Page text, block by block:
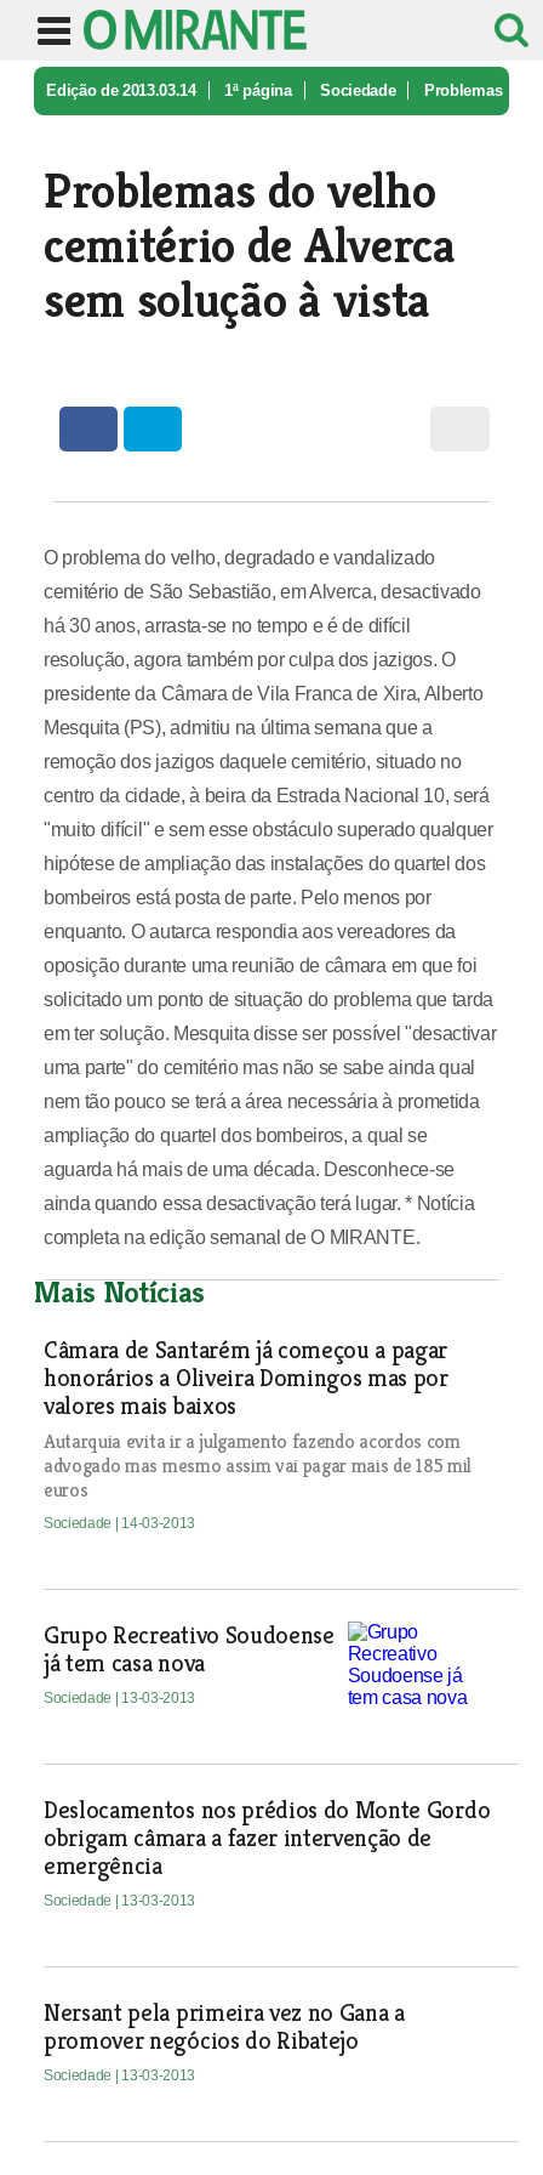
Edição de 2013.03.14 1ª página Sociedade Problemas
Problemas do velho
cemitério de Alverca
sem solução à vista
O problema do velho, degradado e vandalizado
cemitério de São Sebastião, em Alverca, desactivado
há 30 anos, arrasta-se no tempo e é de difícil
resolução, agora também por culpa dos jazigos. O
presidente da Câmara de Vila Franca de Xira, Alberto
Mesquita (PS), admitiu na última semana que a
remoção dos jazigos daquele cemitério, situado no
centro da cidade, à beira da Estrada Nacional 10, será
"muito difícil" e sem esse obstáculo superado qualquer
hipótese de ampliação das instalações do quartel dos
bombeiros está posta de parte. Pelo menos por
enquanto. O autarca respondia aos vereadores da
oposição durante uma reunião de câmara em que foi
solicitado um ponto de situação do problema que tarda
em ter solução. Mesquita disse ser possível "desactivar
uma parte" do cemitério mas não se sabe ainda qual
nem tão pouco se terá a área necessária à prometida
ampliação do quartel dos bombeiros, a qual se
aguarda há mais de uma década. Desconhece-se
ainda quando essa desactivação terá lugar. * Notícia
completa na edição semanal de O MIRANTE.
Mais Notícias
Câmara de Santarém já começou a pagar
honorários a Oliveira Domingos mas por
valores mais baixos
Autarquia evita ir a julgamento fazendo acordos com
advogado mas mesmo assim vai pagar mais de 185 mil
euros
Sociedade | 14-03-2013
Grupo Recreativo Soudoense
já tem casa nova
Sociedade | 13-03-2013
Deslocamentos nos prédios do Monte Gordo
obrigam câmara a fazer intervenção de
emergência
Sociedade | 13-03-2013
Nersant pela primeira vez no Gana a
promover negócios do Ribatejo
Sociedade | 13-03-2013